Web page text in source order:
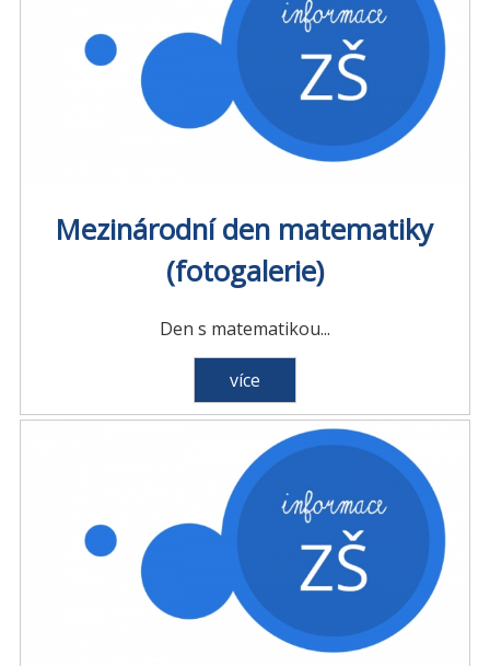
Mezinárodní den matematiky
(fotogalerie)
Den s matematikou...
více